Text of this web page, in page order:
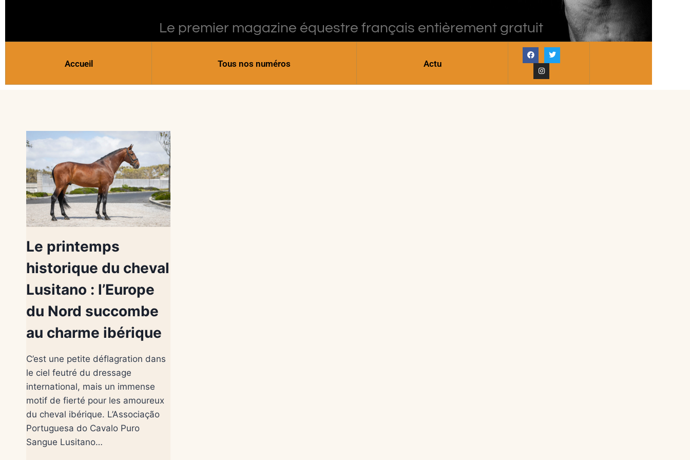
Le premier magazine équestre français entièrement gratuit
Accueil Tous nos numéros Actu
Le printemps
historique du cheval
Lusitano : l’Europe
du Nord succombe
au charme ibérique
C’est une petite déflagration dans
le ciel feutré du dressage
international, mais un immense
motif de fierté pour les amoureux
du cheval ibérique. L’Associação
Portuguesa do Cavalo Puro
Sangue Lusitano…